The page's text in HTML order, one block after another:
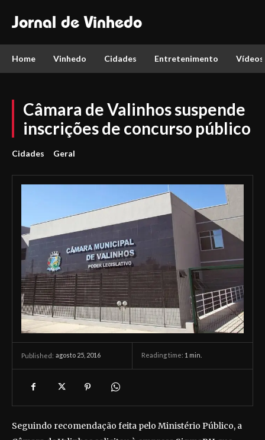
Jornal de Vinhedo
Home Vinhedo Cidades Entretenimento Vídeos
Câmara de Valinhos suspende
inscrições de concurso público
Cidades Geral
Published: agosto 25, 2016 Reading time: 1 min.
Seguindo recomendação feita pelo Ministério Público, a